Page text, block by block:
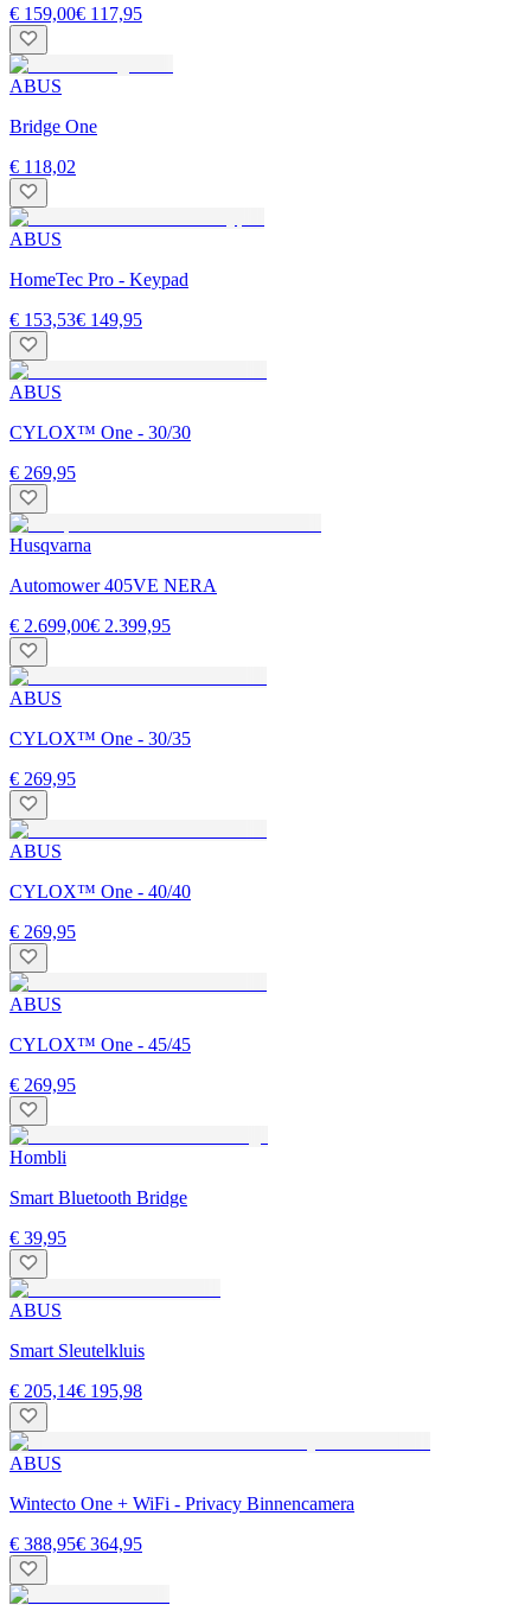
€ 159,00€ 117,95
ABUS
Bridge One
€ 118,02
ABUS
HomeTec Pro - Keypad
€ 153,53€ 149,95
ABUS
CYLOX™ One - 30/30
€ 269,95
Husqvarna
Automower 405VE NERA
€ 2.699,00€ 2.399,95
ABUS
CYLOX™ One - 30/35
€ 269,95
ABUS
CYLOX™ One - 40/40
€ 269,95
ABUS
CYLOX™ One - 45/45
€ 269,95
Hombli
Smart Bluetooth Bridge
€ 39,95
ABUS
Smart Sleutelkluis
€ 205,14€ 195,98
ABUS
Wintecto One + WiFi - Privacy Binnencamera
€ 388,95€ 364,95